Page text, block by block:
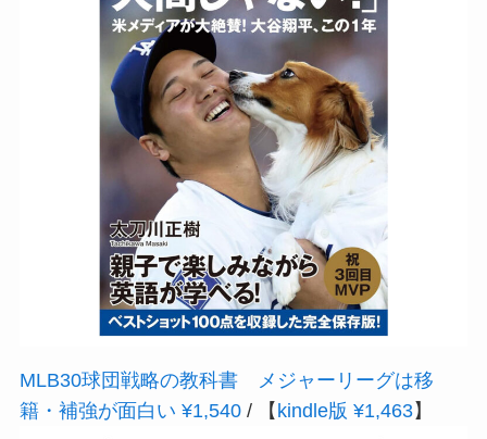
MLB30球団戦略の教科書 メジャーリーグは移
籍・補強が面白い ¥1,540/ 【 kindle版 ¥1,463】